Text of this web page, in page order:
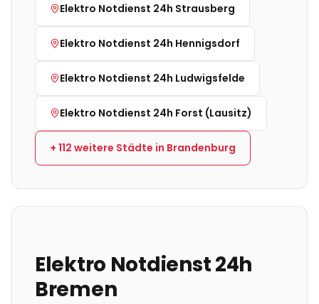
Elektro Notdienst 24h Strausberg
Elektro Notdienst 24h Hennigsdorf
Elektro Notdienst 24h Ludwigsfelde
Elektro Notdienst 24h Forst (Lausitz)
+ 112 weitere Städte in Brandenburg
Elektro Notdienst 24h
Bremen